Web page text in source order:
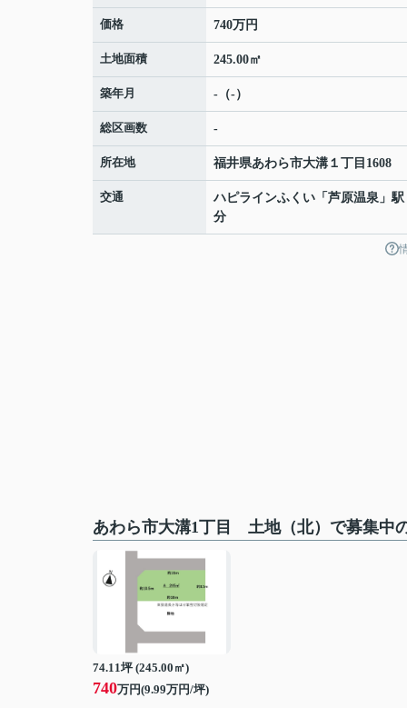
価格 740万円
土地面積 245.00㎡
築年月 -（-）
総区画数 -
所在地 福井県あわら市大溝 １丁目1608
交通 ハピラインふくい 「 芦原温泉 」
分
あわら市大溝1丁目 土地（北）で募集中
74.11坪 (245.00㎡)
740万円(9.99万円/坪)